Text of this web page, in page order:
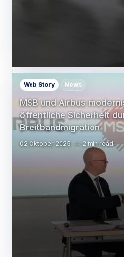
MSB und Airbus
öffentliche Sicherheit
Breitbandmigration
Web Story News
02 Oktober 2025 2 min read